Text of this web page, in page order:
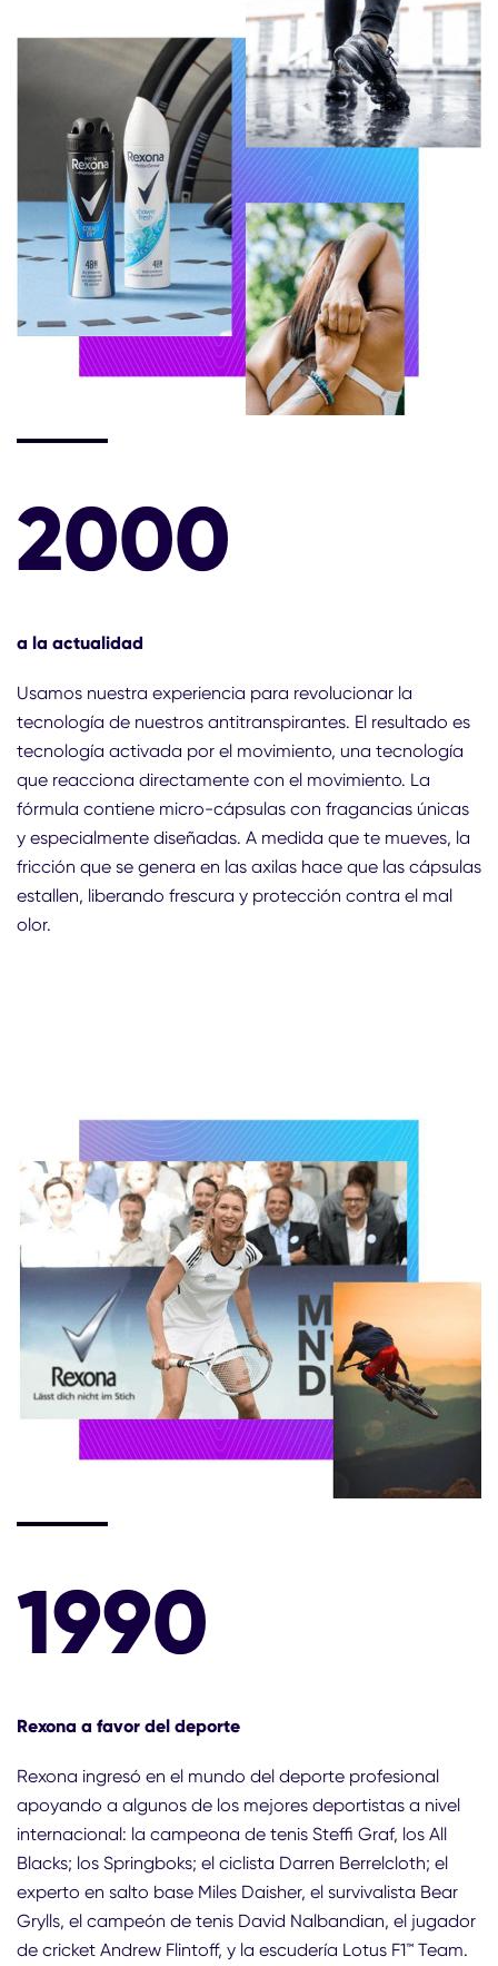
2000
a la actualidad
Usamos nuestra experiencia para revolucionar la
tecnología de nuestros antitranspirantes. El resultado es
tecnología activada por el movimiento, una tecnología
que reacciona directamente con el movimiento. La
fórmula contiene micro-cápsulas con fragancias únicas
y especialmente diseñadas. A medida que te mueves, la
fricción que se genera en las axilas hace que las cápsulas
estallen, liberando frescura y protección contra el mal
olor.
1990
Rexona a favor del deporte
Rexona ingresó en el mundo del deporte profesional
apoyando a algunos de los mejores deportistas a nivel
internacional: la campeona de tenis Steffi Graf, los All
Blacks; los Springboks; el ciclista Darren Berrelcloth; el
experto en salto base Miles Daisher, el survivalista Bear
Grylls, el campeón de tenis David Nalbandian, el jugador
de cricket Andrew Flintoff, y la escudería Lotus F1™ Team.